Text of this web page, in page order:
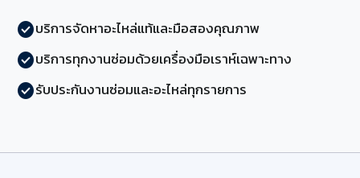
check_circleบริการจัดหาอะไหล่แท้และมือสองคุณภาพ
check_circleบริการทุกงานซ่อมด้วยเครื่องมือเราห์เฉพาะทาง
check_circleรับประกันงานซ่อมและอะไหล่ทุกรายการ